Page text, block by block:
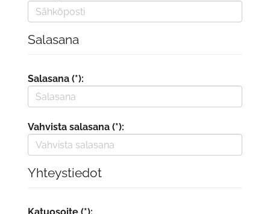
Salasana
Salasana (*):
Vahvista salasana (*):
Yhteystiedot